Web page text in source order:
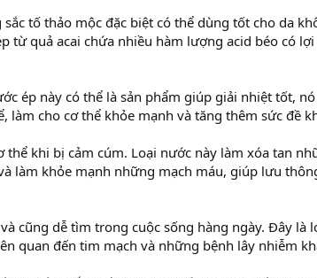
tố thảo mộc đặc biệt có thể dùng tốt cho da
từ quả acai chứa nhiều hàm lượng acid béo có
ép này có thể là sản phẩm giúp giải nhiệt tốt,
cho cơ thể khỏe mạnh và tăng thêm sức đề
thể khi bị cảm cúm. Loại nước này làm xóa tan
làm khỏe mạnh những mạch máu, giúp lưu
cũng dễ tìm trong cuộc sống hàng ngày. Đây là
quan đến tim mạch và những bệnh lây nhiễm